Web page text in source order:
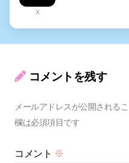
X
コメントを残す
メールアドレスが公開されるこ
欄は必須項目です
コメント ※